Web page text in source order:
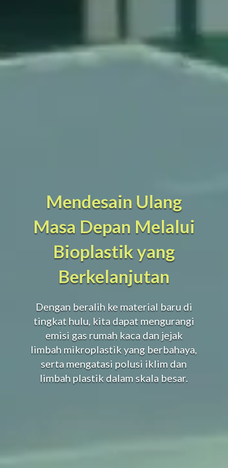
Mendesain Ulang
Masa Depan Melalui
Bioplastik yang
Berkelanjutan
Dengan beralih ke material baru di
tingkat hulu, kita dapat mengurangi
emisi gas rumah kaca dan jejak
limbah mikroplastik yang berbahaya,
serta mengatasi polusi iklim dan
limbah plastik dalam skala besar.